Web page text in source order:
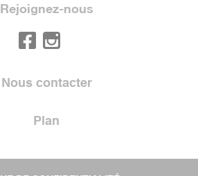
Rejoignez-nous
Nous contacter
Plan